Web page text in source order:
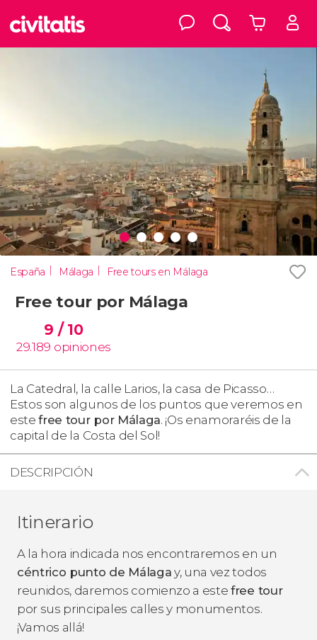
España Málaga Free tours en Málaga
Free tour por Málaga
9 / 10
29.189 opiniones
La Catedral, la calle Larios, la casa de Picasso…
Estos son algunos de los puntos que veremos en
estefree tour por Málaga. ¡Os enamoraréis de la
capital de la Costa del Sol!
DESCRIPCIÓN
Itinerario
A la hora indicada nos encontraremos en un
céntrico punto de Málaga y, una vez todos
reunidos, daremos comienzo a estefree tour
por sus principales calles y monumentos.
¡Vamos allá!